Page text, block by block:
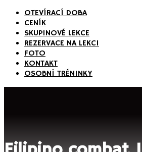
OTEVÍRACÍ DOBA
CENÍK
SKUPINOVÉ LEKCE
REZERVACE NA LEKCI
FOTO
KONTAKT
OSOBNÍ TRÉNINKY